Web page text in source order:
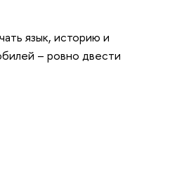
язык, историю и
– ровно двести